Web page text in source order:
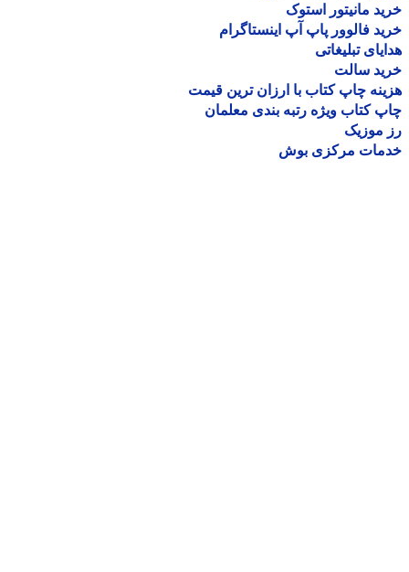
مانیتور استوک
فالوور پاپ آپ اینستاگرام
تبلیغاتی
سالت
چاپ کتاب با ارزان ترین قیمت
کتاب ویژه رتبه بندی معلمان
موزیک
مرکزی بوش